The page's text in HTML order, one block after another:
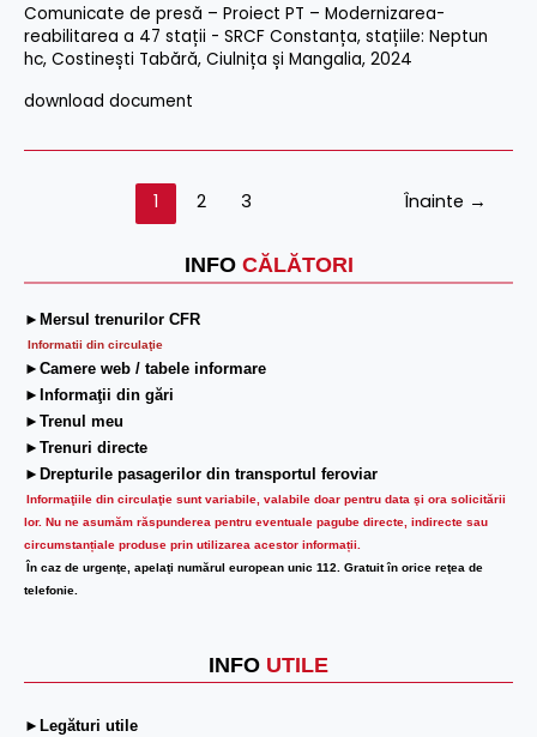
INFO CĂLĂTORI
►Mersul trenurilor CFR
Informatii din circulaţie
►Camere web / tabele informare
►Informaţii din gări
►Trenul meu
►Trenuri directe
►Drepturile pasagerilor din transportul feroviar
Informaţiile din circulaţie sunt variabile, valabile doar pentru data şi ora solicitării
lor. Nu ne asumăm răspunderea pentru eventuale pagube directe, indirecte sau
circumstanțiale produse prin utilizarea acestor informații.
În caz de urgenţe, apelaţi numărul european unic 112. Gratuit în orice reţea de
telefonie.
INFO UTILE
►Legături utile
Comunicate de presă – Proiect PT – Modernizarea-
reabilitarea a 47 stații - SRCF Constanța, stațiile: Neptun
hc, Costinești Tabără, Ciulnița și Mangalia, 2024
download document
1 2 3 Înainte →